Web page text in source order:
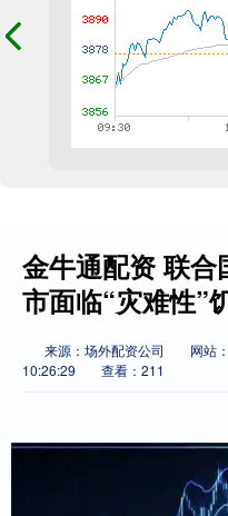
金牛通配资 联合
市面临“灾难性”
来源：场外配资公司 网站
10:26:29
查看：211